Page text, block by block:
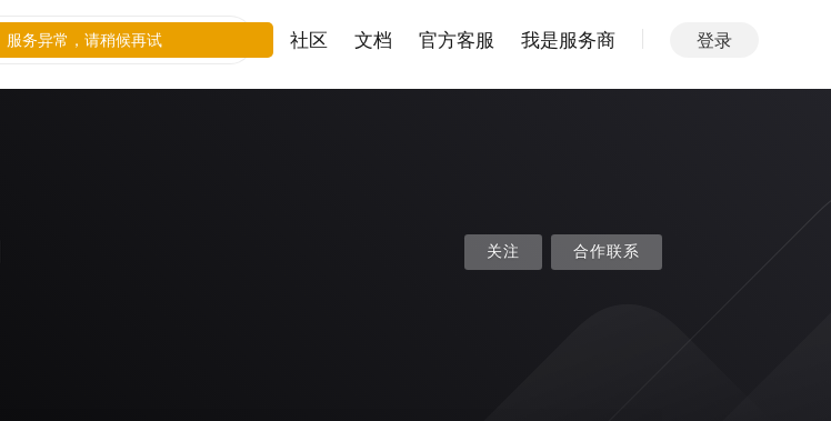
社区 文档 官方客服 我是服务商 登录
关注 合作联系
服务异常，请稍候再试